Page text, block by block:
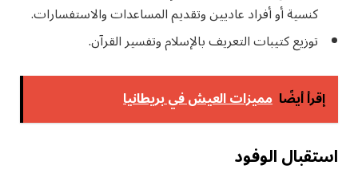
كنسية أو أفراد عاديين وتقديم المساعدات والاستفسارات.
توزيع كتيبات التعريف بالإسلام وتفسير القرآن.
إقرأ أيضًا مميزات العيش في بريطانيا
استقبال الوفود